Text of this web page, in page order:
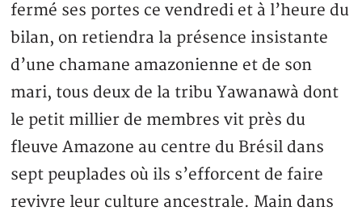
fermé ses portes ce vendredi et à l’heure du
bilan, on retiendra la présence insistante
d’une chamane amazonienne et de son
mari, tous deux de la tribu Yawanawà dont
le petit millier de membres vit près du
fleuve Amazone au centre du Brésil dans
sept peuplades où ils s’efforcent de faire
revivre leur culture ancestrale. Main dans